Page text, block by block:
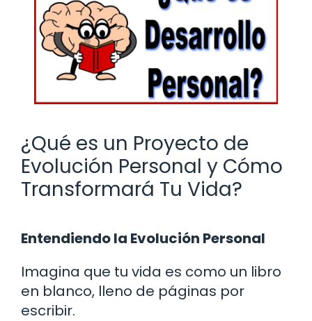
¿Qué es un Proyecto de
Evolución Personal y Cómo
Transformará Tu Vida?
Entendiendo la Evolución Personal
Imagina que tu vida es como un libro
en blanco, lleno de páginas por
escribir.